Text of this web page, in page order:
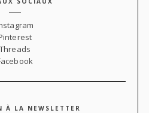
Threads
À LA NEWSLETTER